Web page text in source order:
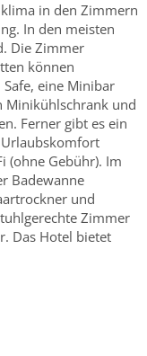
in den Zimmern
In den meisten
Die Zimmer
können
eine Minibar
Minikühlschrank und
Ferner gibt es ein
Urlaubskomfort
(ohne Gebühr). Im
Badewanne
und
Zimmer
Das Hotel bietet